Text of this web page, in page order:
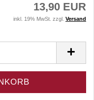
13,90 EUR
inkl. 19% MwSt. zzgl. Versand